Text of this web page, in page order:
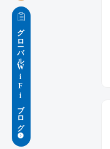
グローバルWiFiブログ